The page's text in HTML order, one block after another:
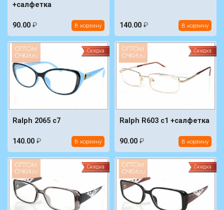
+салфетка
90.00 ₽ В корзину 140.00 ₽ В корзину
Скидка
Ralph 2065 c7
140.00 ₽ В корзину
Скидка
Ralph R603 c1 +салфетка
90.00 ₽ В корзину
Скидка Скидка